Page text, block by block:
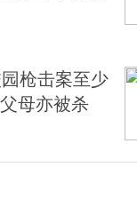
枪击案至少
母亦被杀